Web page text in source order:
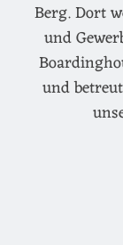
Berg. Dort
und
und